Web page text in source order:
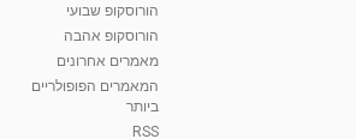
סודות בתאריך הלידה, משמעות חודש הלידה -
ינואר זינה ליבשיץ נומרולוגית
ליסה גרוסמן - המרכז לאימון התנהגותי - קשב
הורוסקופ שבועי
הורוסקופ אהבה
מאמרים אחרונים
המאמרים הפופולריים
ביותר
RSS